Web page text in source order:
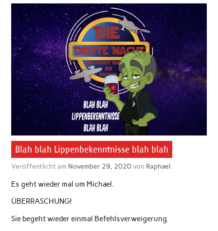
Blah blah Lippenbekenntnisse blah blah
Veröffentlicht am November 29, 2020von Raphael
Es geht wieder mal um Michael.
ÜBERRASCHUNG!
Sie begeht wieder einmal Befehlsverweigerung.